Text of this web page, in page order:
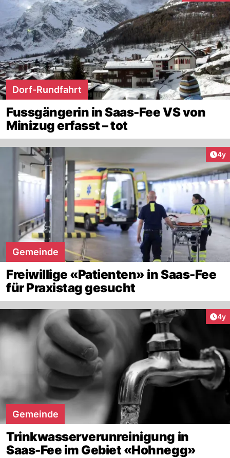
Dorf-Rundfahrt
Fussgängerin in Saas-Fee VS von
Minizug erfasst – tot
4y
Gemeinde
Freiwillige «Patienten» in Saas-Fee
für Praxistag gesucht
4y
Gemeinde
Trinkwasserverunreinigung in
Saas-Fee im Gebiet «Hohnegg»